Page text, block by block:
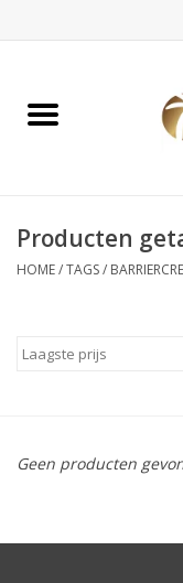
Home
Spray Tan
Selftan producten
Verzorging / Accessoires
Onderdelen
Producten
HOME/TAGS/
Geen producten